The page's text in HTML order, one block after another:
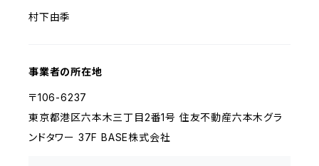
村下由季
事業者の所在地
〒106-6237
東京都港区六本木三丁目2番1号 住友不動産六本木グラ
ンドタワー 37F BASE株式会社